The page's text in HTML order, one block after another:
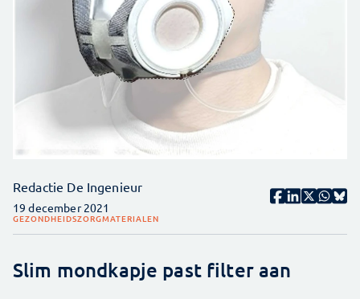
Redactie De Ingenieur
19 december 2021
GEZONDHEIDSZORGMATERIALEN
Slim mondkapje past filter aan